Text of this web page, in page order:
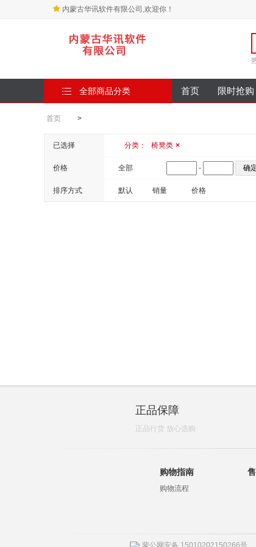
内蒙古华讯软件有限公司,欢迎你！
全部商品分类 首页 限时抢购
首页 >
已选择 分类： 椅凳类 ×
价格 全部 -
排序方式 默认 销量 价格
正品保障
正品行货 放心选购
购物指南
购物流程